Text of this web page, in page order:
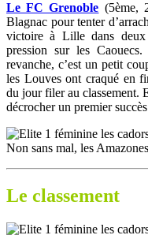
Le FC Grenoble (5ème,
Blagnac pour tenter
victoire à Lille dans deux
pression sur les Caouecs.
revanche, c’est un petit
les Louves ont craqué en
du jour filer au classement.
décrocher un premier
Non sans mal, les
Le classement